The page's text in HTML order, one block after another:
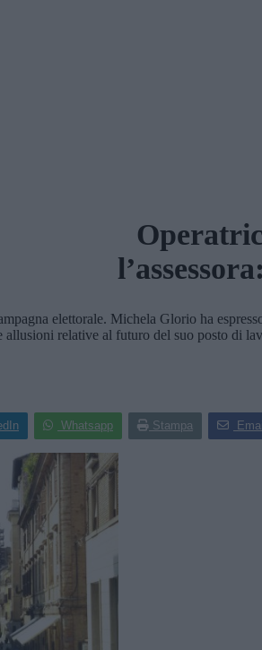
elettorale. Michela Glorio ha
allusioni relative al futuro del suo posto di
Whatsapp Stampa Email